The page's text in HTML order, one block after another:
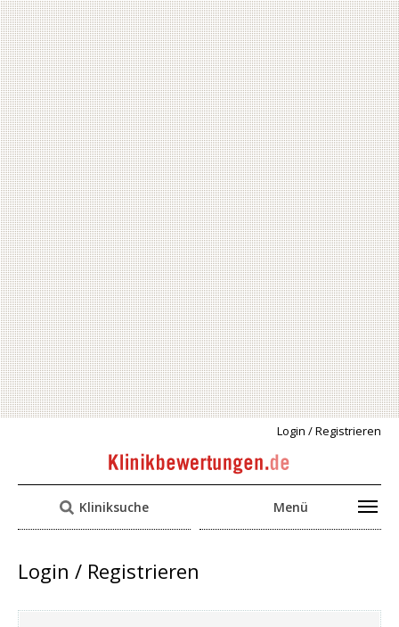
Login / Registrieren
Kliniksuche Menü
Login / Registrieren